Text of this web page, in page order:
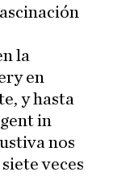
la
en
y hasta
in
nos
veces